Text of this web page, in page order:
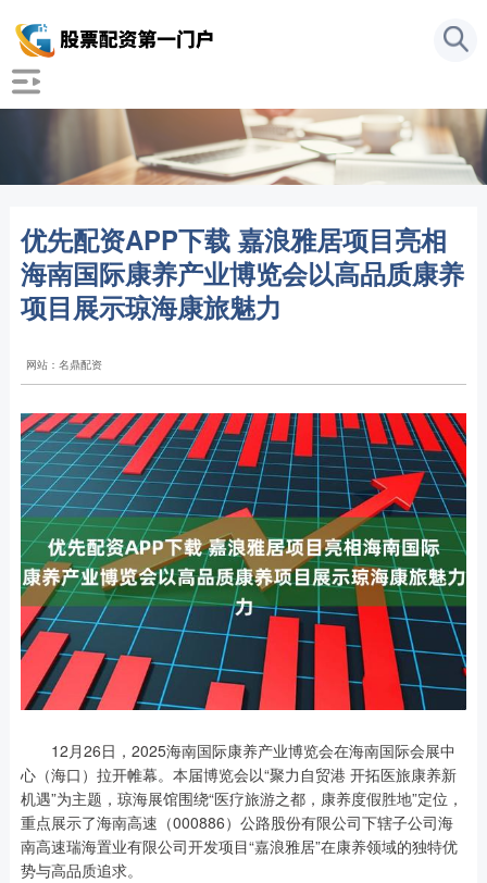
优先配资APP下载 嘉浪雅居项目亮相
海南国际康养产业博览会以高品质康养
项目展示琼海康旅魅力
网站：名鼎配资
12月26日，2025海南国际康养产业博览会在海南国际会展中
心（海口）拉开帷幕。本届博览会以“聚力自贸港 开拓医旅康养新
机遇”为主题，琼海展馆围绕“医疗旅游之都，康养度假胜地”定位，
重点展示了海南高速（000886）公路股份有限公司下辖子公司海
南高速瑞海置业有限公司开发项目“嘉浪雅居”在康养领域的独特优
势与高品质追求。